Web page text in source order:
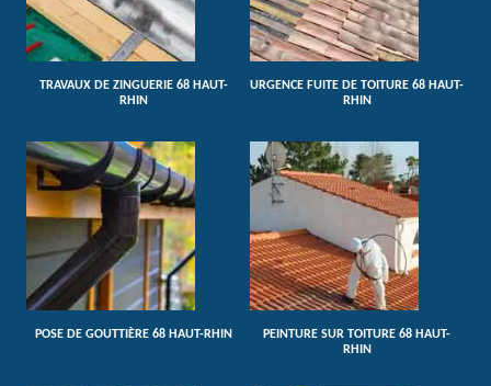
TRAVAUX DE ZINGUERIE 68 HAUT-
RHIN
URGENCE FUITE DE TOITURE 68 HAUT-
RHIN
POSE DE GOUTTIÈRE 68 HAUT-RHIN
PEINTURE SUR TOITURE 68 HAUT-
RHIN